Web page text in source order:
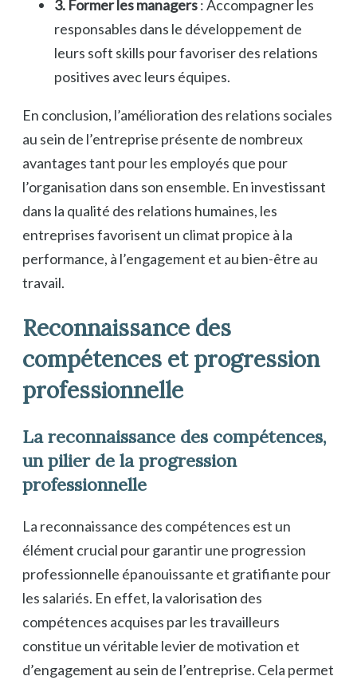
3. Former les managers: Accompagner les
responsables dans le développement de
leurs soft skills pour favoriser des relations
positives avec leurs équipes.
En conclusion, l’amélioration des relations sociales
au sein de l’entreprise présente de nombreux
avantages tant pour les employés que pour
l’organisation dans son ensemble. En investissant
dans la qualité des relations humaines, les
entreprises favorisent un climat propice à la
performance, à l’engagement et au bien-être au
travail.
Reconnaissance des
compétences et progression
professionnelle
La reconnaissance des compétences,
un pilier de la progression
professionnelle
La reconnaissance des compétences est un
élément crucial pour garantir une progression
professionnelle épanouissante et gratifiante pour
les salariés. En effet, la valorisation des
compétences acquises par les travailleurs
constitue un véritable levier de motivation et
d’engagement au sein de l’entreprise. Cela permet